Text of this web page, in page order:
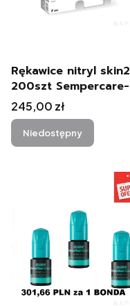
Rękawice nitryl skin2
200szt Sempercare-
10 opakowań
Cena
245,00 zł
Niedostępny